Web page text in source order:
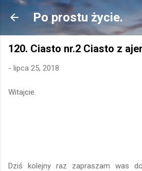
Przejdź do głównej
Po prostu życie.
120. Ciasto nr.2 Ciasto z
- lipca 25, 2018
Witajcie.
Dziś kolejny raz zapraszam was